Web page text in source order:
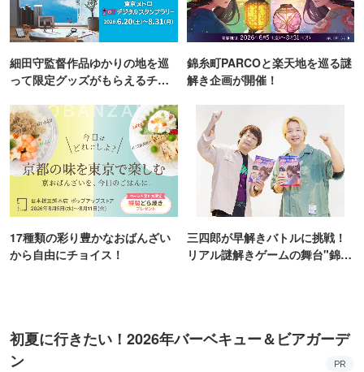
細田守監督作品ゆかりの地を巡
って限定グッズがもらえるチャ
錦糸町PARCOと楽天地を巡る謎
解き企画が開催！
17種類の彩り豊かなおばんざい
から自由にチョイス！
三四郎が早解きバトルに挑戦！
リアル謎解きゲームの舞台"錦糸
初夏に行きたい！2026年バーベキュー＆ビアガーデ
ン
PR